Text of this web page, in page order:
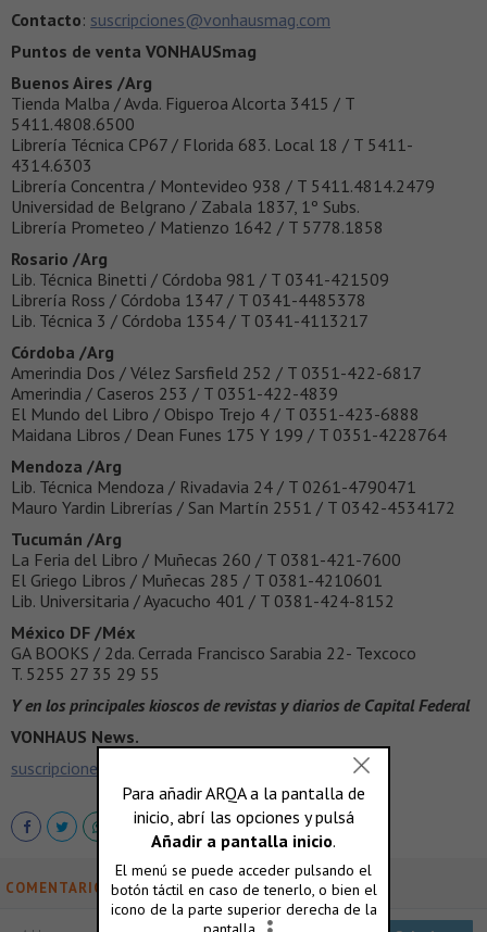
Contacto: suscripciones@vonhausmag.com
Puntos de venta VONHAUSmag
Buenos Aires /Arg
Tienda Malba / Avda. Figueroa Alcorta 3415 / T
5411.4808.6500
Librería Técnica CP67 / Florida 683. Local 18 / T 5411-
4314.6303
Librería Concentra / Montevideo 938 / T 5411.4814.2479
Universidad de Belgrano / Zabala 1837, 1º Subs.
Librería Prometeo / Matienzo 1642 / T 5778.1858
Rosario /Arg
Lib. Técnica Binetti / Córdoba 981 / T 0341-421509
Librería Ross / Córdoba 1347 / T 0341-4485378
Lib. Técnica 3 / Córdoba 1354 / T 0341-4113217
Córdoba /Arg
Amerindia Dos / Vélez Sarsfield 252 / T 0351-422-6817
Amerindia / Caseros 253 / T 0351-422-4839
El Mundo del Libro / Obispo Trejo 4 / T 0351-423-6888
Maidana Libros / Dean Funes 175 Y 199 / T 0351-4228764
Mendoza /Arg
Lib. Técnica Mendoza / Rivadavia 24 / T 0261-4790471
Mauro Yardin Librerías / San Martín 2551 / T 0342-4534172
Tucumán /Arg
La Feria del Libro / Muñecas 260 / T 0381-421-7600
El Griego Libros / Muñecas 285 / T 0381-4210601
Lib. Universitaria / Ayacucho 401 / T 0381-424-8152
México DF /Méx
GA BOOKS / 2da. Cerrada Francisco Sarabia 22- Texcoco
T. 5255 27 35 29 55
Y en los principales kioscos de revistas y diarios de Capital Federal
VONHAUS News.
suscripciones@vonhausmag.com
COMENTARIOS